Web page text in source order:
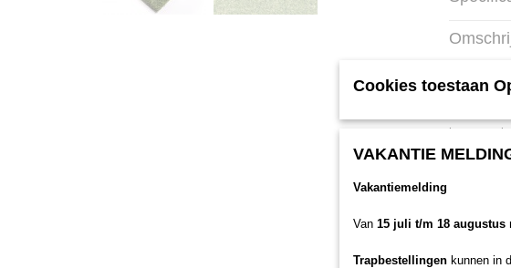
Wilt u
grasveld
Cookies toestaan
VAKANTIE
Vakantiemelding
Van 15 juli t/m 18 augustus
Trapbestellingen kunnen in